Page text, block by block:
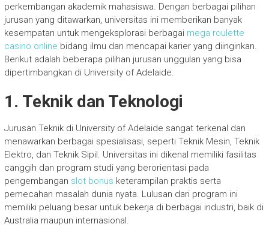
perkembangan akademik mahasiswa. Dengan berbagai pilihan
jurusan yang ditawarkan, universitas ini memberikan banyak
kesempatan untuk mengeksplorasi berbagai mega roulette
casino online bidang ilmu dan mencapai karier yang diinginkan.
Berikut adalah beberapa pilihan jurusan unggulan yang bisa
dipertimbangkan di University of Adelaide.
1. Teknik dan Teknologi
Jurusan Teknik di University of Adelaide sangat terkenal dan
menawarkan berbagai spesialisasi, seperti Teknik Mesin, Teknik
Elektro, dan Teknik Sipil. Universitas ini dikenal memiliki fasilitas
canggih dan program studi yang berorientasi pada
pengembangan slot bonus keterampilan praktis serta
pemecahan masalah dunia nyata. Lulusan dari program ini
memiliki peluang besar untuk bekerja di berbagai industri, baik di
Australia maupun internasional.